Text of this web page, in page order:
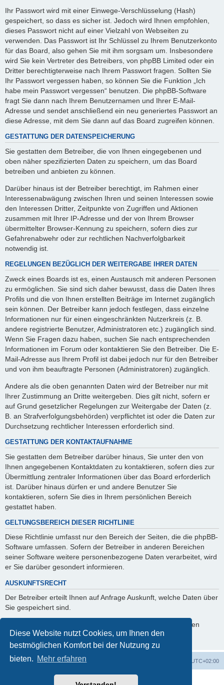
Diese Website nutzt Cookies, um Ihnen den
bestmöglichen Komfort bei der Nutzung zu
bieten. Mehr erfahren
Ihr Passwort wird mit einer Einwege-Verschlüsselung (Hash)
gespeichert, so dass es sicher ist. Jedoch wird Ihnen empfohlen,
dieses Passwort nicht auf einer Vielzahl von Webseiten zu
verwenden. Das Passwort ist Ihr Schlüssel zu Ihrem Benutzerkonto
für das Board, also gehen Sie mit ihm sorgsam um. Insbesondere
wird Sie kein Vertreter des Betreibers, von phpBB Limited oder ein
Dritter berechtigterweise nach Ihrem Passwort fragen. Sollten Sie
Ihr Passwort vergessen haben, so können Sie die Funktion „Ich
habe mein Passwort vergessen“ benutzen. Die phpBB-Software
fragt Sie dann nach Ihrem Benutzernamen und Ihrer E-Mail-
Adresse und sendet anschließend ein neu generiertes Passwort an
diese Adresse, mit dem Sie dann auf das Board zugreifen können.
GESTATTUNG DER DATENSPEICHERUNG
Sie gestatten dem Betreiber, die von Ihnen eingegebenen und
oben näher spezifizierten Daten zu speichern, um das Board
betreiben und anbieten zu können.
Darüber hinaus ist der Betreiber berechtigt, im Rahmen einer
Interessenabwägung zwischen Ihren und seinen Interessen sowie
den Interessen Dritter, Zeitpunkte von Zugriffen und Aktionen
zusammen mit Ihrer IP-Adresse und der von Ihrem Browser
übermittelter Browser-Kennung zu speichern, sofern dies zur
Gefahrenabwehr oder zur rechtlichen Nachverfolgbarkeit
notwendig ist.
REGELUNGEN BEZÜGLICH DER WEITERGABE IHRER DATEN
Zweck eines Boards ist es, einen Austausch mit anderen Personen
zu ermöglichen. Sie sind sich daher bewusst, dass die Daten Ihres
Profils und die von Ihnen erstellten Beiträge im Internet zugänglich
sein können. Der Betreiber kann jedoch festlegen, dass einzelne
Informationen nur für einen eingeschränkten Nutzerkreis (z. B.
andere registrierte Benutzer, Administratoren etc.) zugänglich sind.
Wenn Sie Fragen dazu haben, suchen Sie nach entsprechenden
Informationen im Forum oder kontaktieren Sie den Betreiber. Die E-
Mail-Adresse aus Ihrem Profil ist dabei jedoch nur für den Betreiber
und von ihm beauftragte Personen (Administratoren) zugänglich.
Andere als die oben genannten Daten wird der Betreiber nur mit
Ihrer Zustimmung an Dritte weitergeben. Dies gilt nicht, sofern er
auf Grund gesetzlicher Regelungen zur Weitergabe der Daten (z.
B. an Strafverfolgungsbehörden) verpflichtet ist oder die Daten zur
Durchsetzung rechtlicher Interessen erforderlich sind.
GESTATTUNG DER KONTAKTAUFNAHME
Sie gestatten dem Betreiber darüber hinaus, Sie unter den von
Ihnen angegebenen Kontaktdaten zu kontaktieren, sofern dies zur
Übermittlung zentraler Informationen über das Board erforderlich
ist. Darüber hinaus dürfen er und andere Benutzer Sie
kontaktieren, sofern Sie dies in Ihrem persönlichen Bereich
gestattet haben.
GELTUNGSBEREICH DIESER RICHTLINIE
Diese Richtlinie umfasst nur den Bereich der Seiten, die die phpBB-
Software umfassen. Sofern der Betreiber in anderen Bereichen
seiner Software weitere personenbezogene Daten verarbeitet, wird
er Sie darüber gesondert informieren.
AUSKUNFTSRECHT
Der Betreiber erteilt Ihnen auf Anfrage Auskunft, welche Daten über
Sie gespeichert sind.
Sie können jederzeit die Löschung bzw. Sperrung Ihrer Daten
verlangen. Kontaktieren Sie hierzu bitte den Betreiber.
Foren-Übersicht UTC+02:00